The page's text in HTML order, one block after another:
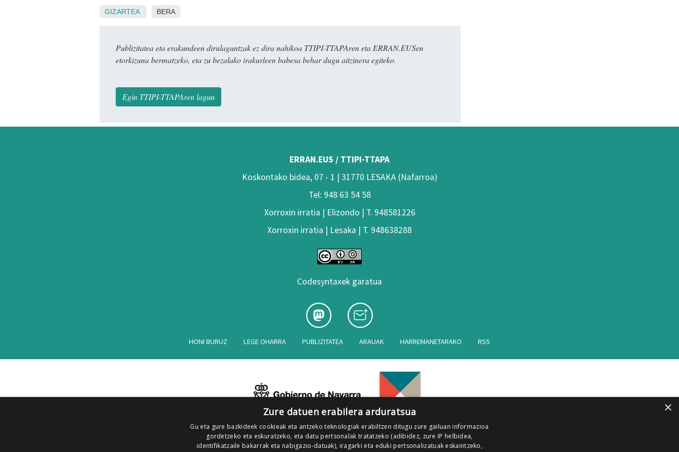
GIZARTEA BERA
Publizitatea eta erakundeen dirulaguntzak ez dira nahikoa TTIPI-TTAPAren eta ERRAN.EUSen
etorkizuna bermatzeko, eta zu bezalako irakurleen babesa behar dugu aitzinera egiteko.
Egin TTIPI-TTAPAren lagun
ERRAN.EUS / TTIPI-TTAPA
Koskontako bidea, 07 - 1 | 31770 LESAKA (Nafarroa)
Tel: 948 63 54 58
Xorroxin irratia | Elizondo | T. 948581226
Xorroxin irratia | Lesaka | T. 948638288
Codesyntaxek garatua
HONI BURUZ LEGE OHARRA PUBLIZITATEA ARAUAK HARREMANETARAKO RSS
×
Zure datuen erabilera arduratsua
Gu eta gure bazkideek cookieak eta antzeko teknologiak erabiltzen ditugu zure gailuan informazioa
gordetzeko eta eskuratzeko, eta datu pertsonalak tratatzeko (adibidez, zure IP helbidea,
identifikatzaile bakarrak eta nabigazio-datuak), iragarki eta eduki pertsonalizatuak eskaintzeko,